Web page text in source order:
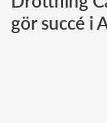
gör succé i